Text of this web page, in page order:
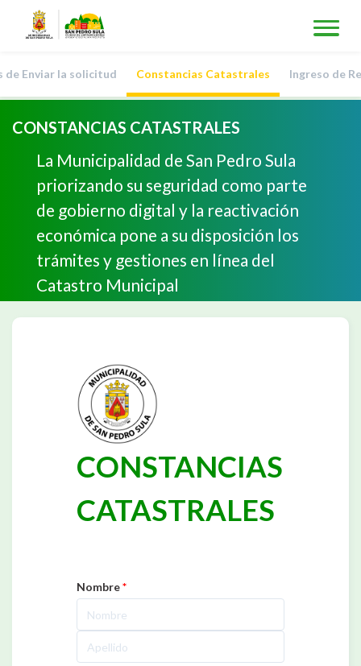
de Enviar la solicitud Constancias Catastrales Ingreso de
CONSTANCIAS CATASTRALES
La Municipalidad de San Pedro Sula
priorizando su seguridad como parte
de gobierno digital y la reactivación
económica pone a su disposición los
trámites y gestiones en línea del
Catastro Municipal
CONSTANCIAS
CATASTRALES
Nombre*